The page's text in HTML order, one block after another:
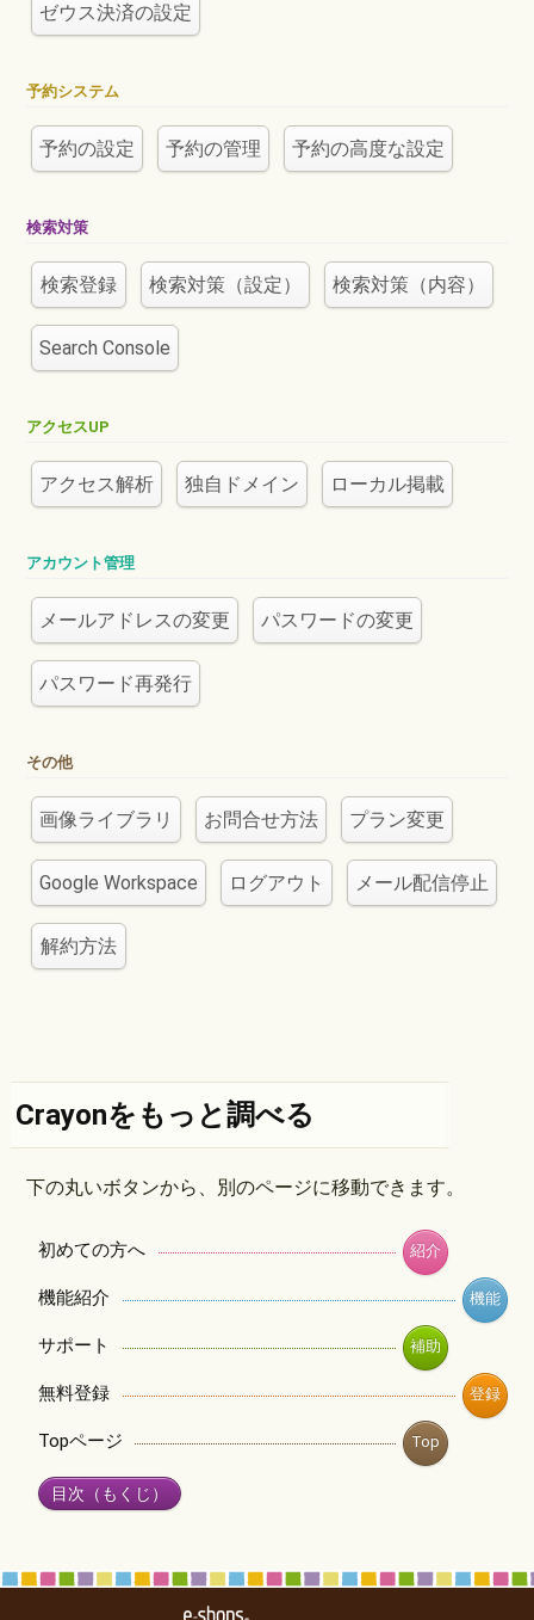
ゼウス決済の設定
予約システム
予約の設定 予約の管理 予約の高度な設定
検索対策
検索登録 検索対策（設定） 検索対策（内容）
Search Console
アクセスUP
アクセス解析 独自ドメイン ローカル掲載
アカウント管理
メールアドレスの変更 パスワードの変更
パスワード再発行
その他
画像ライブラリ お問合せ方法 プラン変更
Google Workspace ログアウト メール配信停止
解約方法
Crayonをもっと調べる
下の丸いボタンから、別のページに移動できます。
初めての方へ 紹介
機能紹介 機能
サポート 補助
無料登録 登録
Topページ Top
目次（もくじ）